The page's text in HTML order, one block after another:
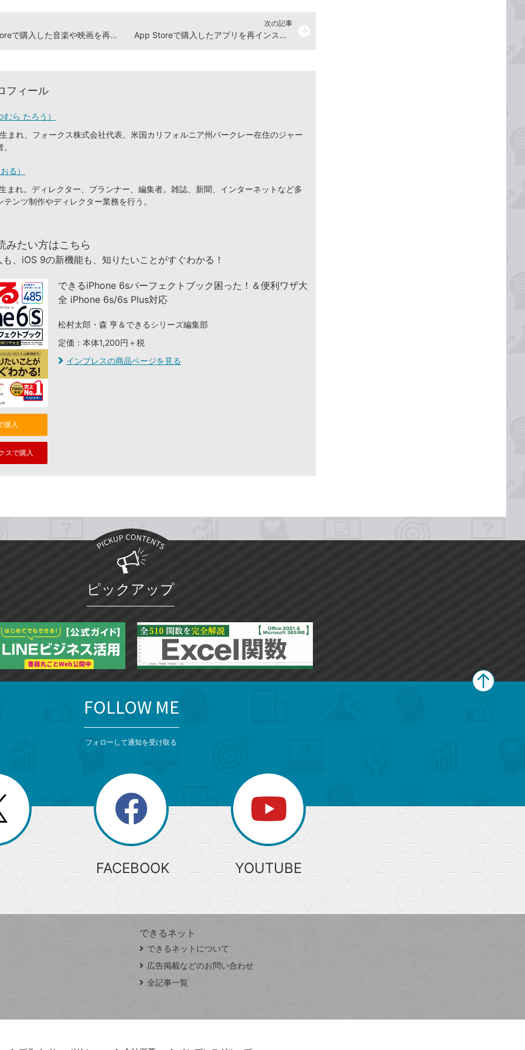
iTunes Storeで購入した音楽や映画を再ダウンロードする方法
次の記事
App Storeで購入したアプリを再インストールする方法
フィール
ら たろう）
まれ、フォークス株式会社代表。米国カリフォルニア州バークレー在住のジャー
る）
まれ。ディレクター、プランナー、編集者。雑誌、新聞、インターネットなど多
ンツ制作やディレクター業務を行う。
みたい方はこちら
、iOS 9の新機能も、知りたいことがすぐわかる！
できるiPhone 6sパーフェクトブック困った！＆便利ワザ大
全 iPhone 6s/6s Plus対応
松村太郎・森 亨＆できるシリーズ編集部
定価：本体1,200円＋税
インプレスの商品ページを見る
購入
スで購入
ピックアップ
search検
索
ペ
FOLLOW ME
フォローして通知を受け取る
FACEBOOK YOUTUBE
できるネット
できるネットについて
広告掲載などのお問い合わせ
全記事一覧